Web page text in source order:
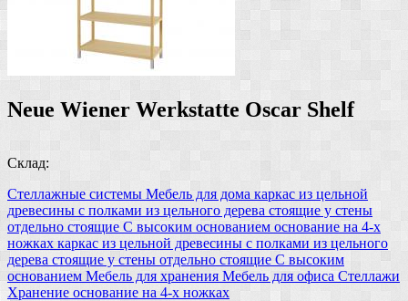
Neue Wiener Werkstatte Oscar Shelf
Склад:
Стеллажные системы Мебель для дома каркас из цельной
древесины с полками из цельного дерева стоящие у стены
отдельно стоящие С высоким основанием основание на 4-х
ножках каркас из цельной древесины с полками из цельного
дерева стоящие у стены отдельно стоящие С высоким
основанием Мебель для хранения Мебель для офиса Стеллажи
Хранение основание на 4-х ножках